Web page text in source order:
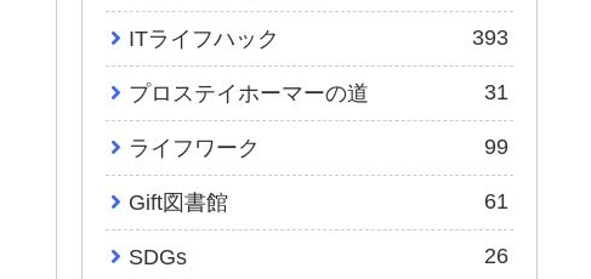
ITライフハック 393
プロステイホーマーの道 31
ライフワーク 99
Gift図書館 61
SDGs 26